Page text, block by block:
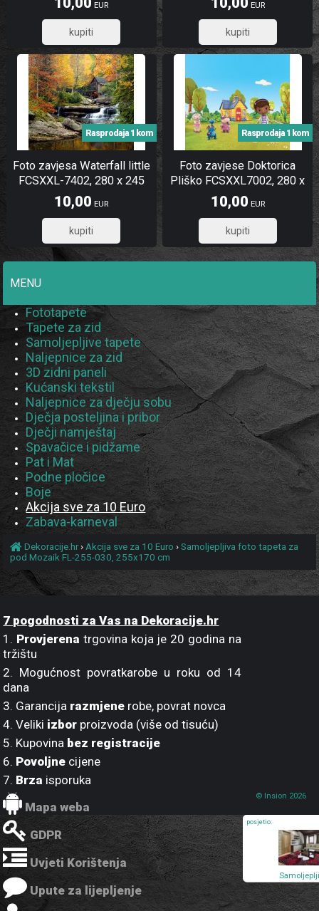
244 cmEUR
8,00
EUR
8,00
Foto zavjesa Waterfall little
FCSXXL-7402, 280 x 245
cm
Rasprodaja 1 kom
10,00 EUR
8,00
Foto zavjese Doktorica
Pliško FCSXXL7002, 280 x
245 cm
Rasprodaja 1 kom
10,00 EUR
8,00
MENU
Fototapete
Tapete za zid
Samoljepljive tapete
Naljepnice za zid
3D zidni paneli
Kućanski tekstil
Naljepnice za dječju sobu
Dječja posteljina i pribor
Dječji namještaj
Spavačice i pidžame
Pat i Mat
Podne pločice
Boje
Akcija sve za 10 Euro
Zabava-karneval
Dekoracije.hr› Akcija sve za 10 Euro ›Samoljepljiva foto tapeta za
pod Mozaik FL-255-030, 255x170 cm
7 pogodnosti za Vas na Dekoracije.hr
1. Provjerena trgovina koja je 20 godina na
tržištu
2. Mogućnost povratkarobe u roku od 14
dana
3. Garancija razmjene robe, povrat novca
4. Veliki izbor proizvoda (više od tisuću)
5. Kupovina bez registracije
6. Povoljne cijene
7. Brza isporuka
Mapa weba
GDPR
Uvjeti Korištenja
Upute za lijepljenje
© Insion 2026
posjetio:
foto tapeta
pod
FL-255-